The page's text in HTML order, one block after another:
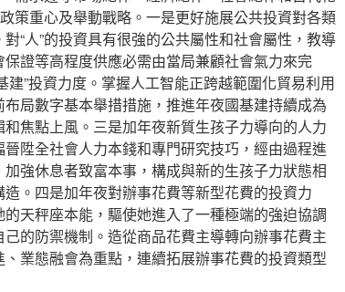
策重心及舉動戰略。一是更好施展公共投資對各類
“人”的投資具有很強的公共屬性和社會屬性，教導
證等高程度供應必需由當局兼顧社會氣力來完
建”投資力度。掌握人工智能正跨越範圍化貿易利用
局數字基本舉措措施，推進年夜國基建持續成為
焦點上風。三是加年夜新質生孩子力導向的人力
陞全社會人力本錢和專門研究技巧，經由過程進
強休息者致富本事，構成與新的生孩子力狀態相
。四是加年夜對辦事花費等新型花費的投資力
天秤座本能，驅使她進入了一種極端的強迫協調
的防禦機制。造從商品花費主導轉向辦事花費主
業態融會為重點，連續拓展辦事花費的投資類型